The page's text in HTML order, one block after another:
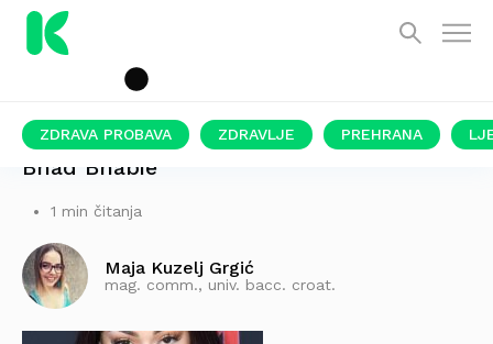
ZDRAVA PROBAVA ZDRAVLJE PREHRANA
Bhad Bhabie
1 min čitanja
Maja Kuzelj Grgić
mag. comm., univ. bacc. croat.